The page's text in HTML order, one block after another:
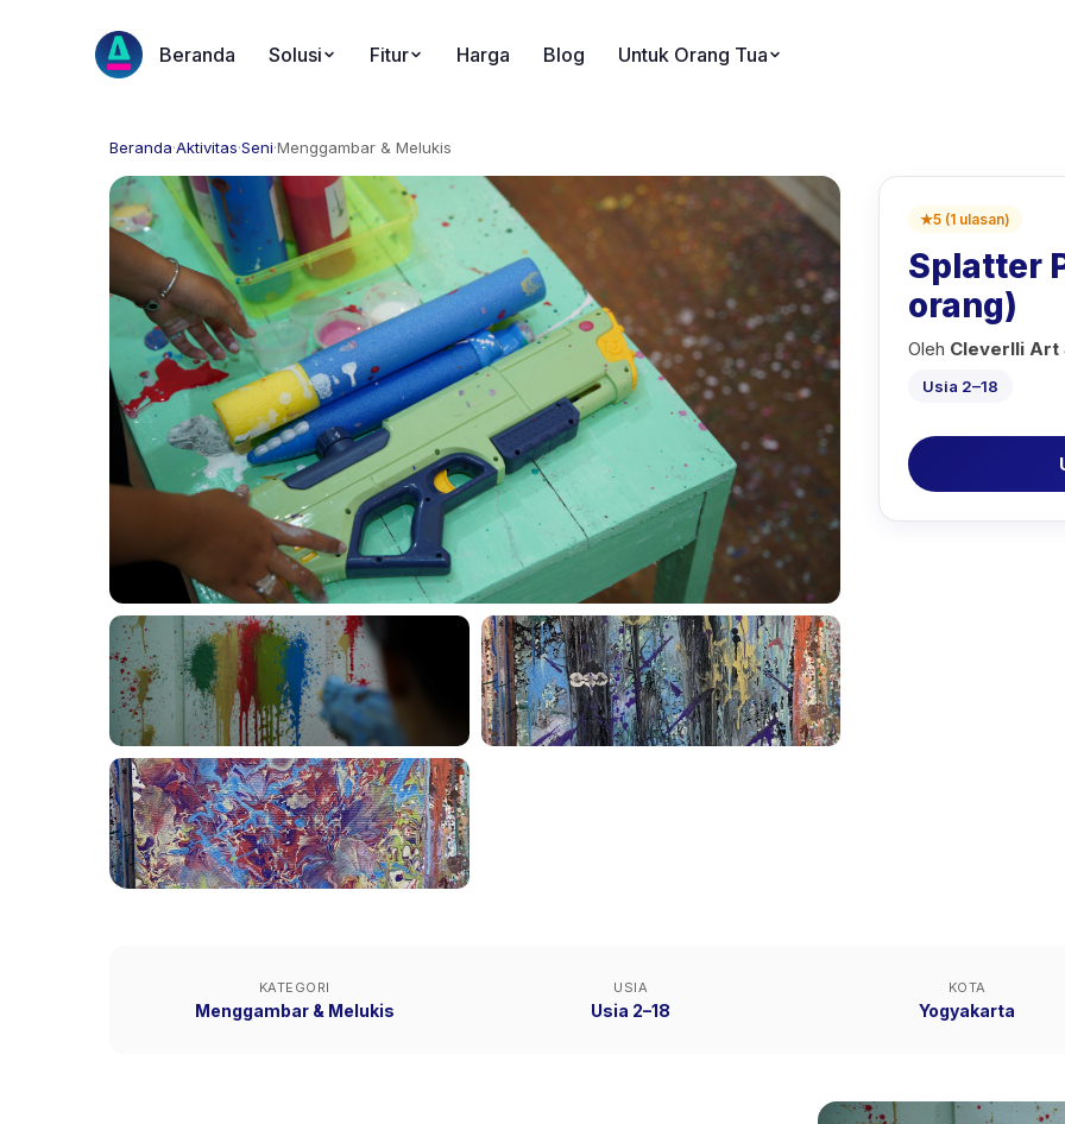
Beranda Solusi Fitur Harga Blog Untuk Orang Tua
Beranda·Aktivitas·Seni·Menggambar & Melukis
★5 (1 ulasan)
Splatter
orang)
Oleh Cleverlli Art
Usia 2–18
KATEGORI
Menggambar & Melukis
USIA
Usia 2–18
KOTA
Yogyakarta